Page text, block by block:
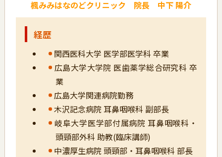
楓みみはなのどクリニック 院長 中下 陽介
経歴
関西医科大学 医学部医学科 卒業
広島大学大学院 医歯薬学総合研究科 卒
業
広島大学関連病院勤務
木沢記念病院 耳鼻咽喉科 副部長
岐阜大学医学部付属病院 耳鼻咽喉科・
頭頸部外科 助教(臨床講師)
中濃厚生病院 頭頸部・耳鼻咽喉科 部長